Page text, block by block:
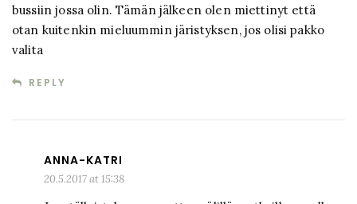
bussiin jossa olin. Tämän jälkeen olen miettinyt että
otan kuitenkin mieluummin järistyksen, jos olisi pakko
valita
REPLY
ANNA-KATRI
20.5.2017 at 15:38